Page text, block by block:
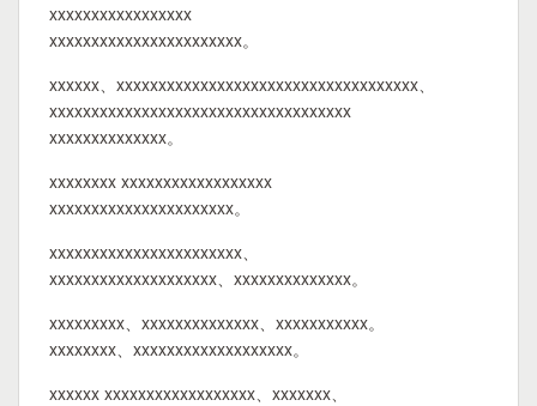
xxxxxxxxxxxxxxxxx
xxxxxxxxxxxxxxxxxxxxxxx。
xxxxxx、xxxxxxxxxxxxxxxxxxxxxxxxxxxxxxxxxxxx、
xxxxxxxxxxxxxxxxxxxxxxxxxxxxxxxxxxxx
xxxxxxxxxxxxxx。
xxxxxxxx xxxxxxxxxxxxxxxxxx
xxxxxxxxxxxxxxxxxxxxxx。
xxxxxxxxxxxxxxxxxxxxxxx、
xxxxxxxxxxxxxxxxxxxx、xxxxxxxxxxxxxx。
xxxxxxxxx、xxxxxxxxxxxxxx、xxxxxxxxxxx。
xxxxxxxx、xxxxxxxxxxxxxxxxxxx。
xxxxxx xxxxxxxxxxxxxxxxxx、xxxxxxx、